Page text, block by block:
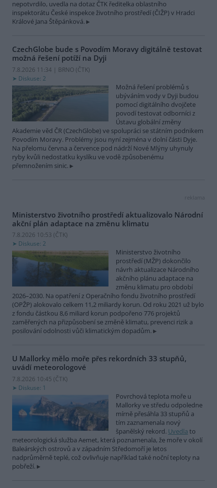
nepotvrdilo, uvedla na dotaz ČTK ředitelka oblastního
inspektorátu České inspekce životního prostředí (ČIŽP) v Hradci
Králové Jana Štěpánková.
CzechGlobe bude s Povodím Moravy digitálně testovat
možná řešení potíží na Dyji
7.8.2026 11:34 | BRNO (ČTK)
Diskuse: 2
Možná řešení problémů s
ubýváním vody v Dyji budou
pomocí digitálního dvojčete
povodí testovat odborníci z
Ústavu globální změny
Akademie věd ČR (CzechGlobe) ve spolupráci se státním podnikem
Povodím Moravy. Problémy jsou nyní zejména v dolní části Dyje.
Na přelomu června a července pod nádrží Nové Mlýny uhynuly
ryby kvůli nedostatku kyslíku ve vodě způsobenému
přemnožením sinic.
reklama
Ministerstvo životního prostředí aktualizovalo Národní
akční plán adaptace na změnu klimatu
7.8.2026 10:53 (ČTK)
Diskuse: 2
Ministerstvo životního
prostředí (MŽP) dokončilo
návrh aktualizace Národního
akčního plánu adaptace na
změnu klimatu pro období
2026–2030. Na opatření z Operačního fondu životního prostředí
(OPŽP) alokovalo celkem 11,2 miliardy korun. Od roku 2021 už bylo
z fondu částkou 8,6 miliard korun podpořeno 776 projektů
zaměřených na přizpůsobení se změně klimatu, prevenci rizik a
posilování odolnosti vůči klimatickým dopadům.
U Mallorky mělo moře přes rekordních 33 stupňů,
uvádí meteorologové
7.8.2026 10:45 (ČTK)
Diskuse: 1
Povrchová teplota moře u
Mallorky ve středu odpoledne
mírně přesáhla 33 stupňů a
tím zaznamenala nový
španělský rekord. Uvedla to
meteorologická služba Aemet, která poznamenala, že moře v okolí
Baleárských ostrovů a v západním Středomoří je letos
nadprůměrně teplé, což ovlivňuje například také noční teploty na
pobřeží.